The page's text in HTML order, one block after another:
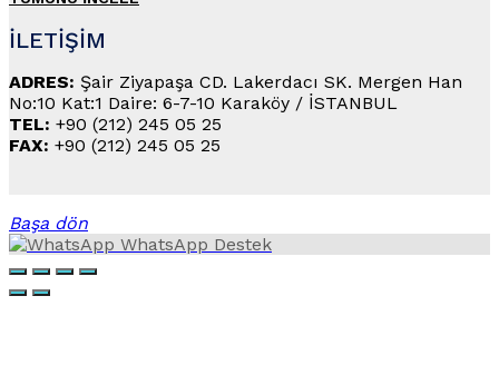
İLETİŞİM
ADRES: Şair Ziyapaşa CD. Lakerdacı SK. Mergen Han
No:10 Kat:1 Daire: 6-7-10 Karaköy / İSTANBUL
TEL: +90 (212) 245 05 25
FAX: +90 (212) 245 05 25
Başa dön
WhatsApp Destek